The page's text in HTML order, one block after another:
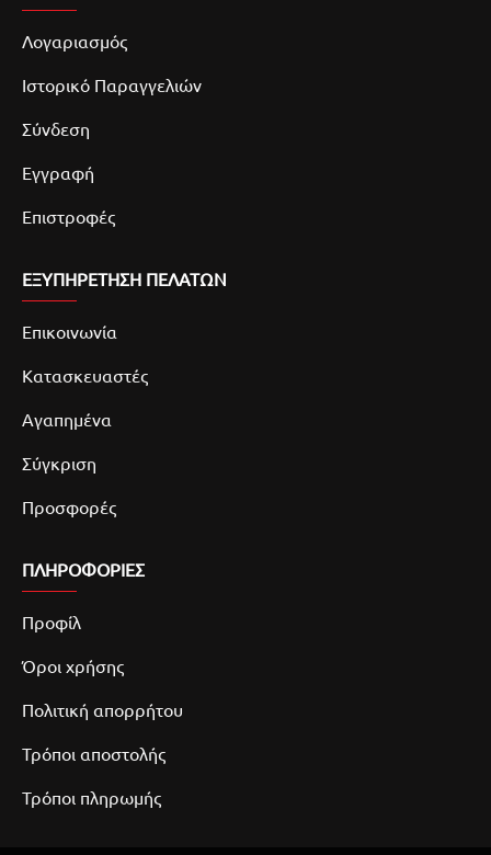
Λογαριασμός
Ιστορικό Παραγγελιών
Σύνδεση
Εγγραφή
Επιστροφές
ΕΞΥΠΗΡΕΤΗΣΗ ΠΕΛΑΤΩΝ
Επικοινωνία
Κατασκευαστές
Αγαπημένα
Σύγκριση
Προσφορές
ΠΛΗΡΟΦΟΡΙΕΣ
Προφίλ
Όροι χρήσης
Πολιτική απορρήτου
Τρόποι αποστολής
Τρόποι πληρωμής